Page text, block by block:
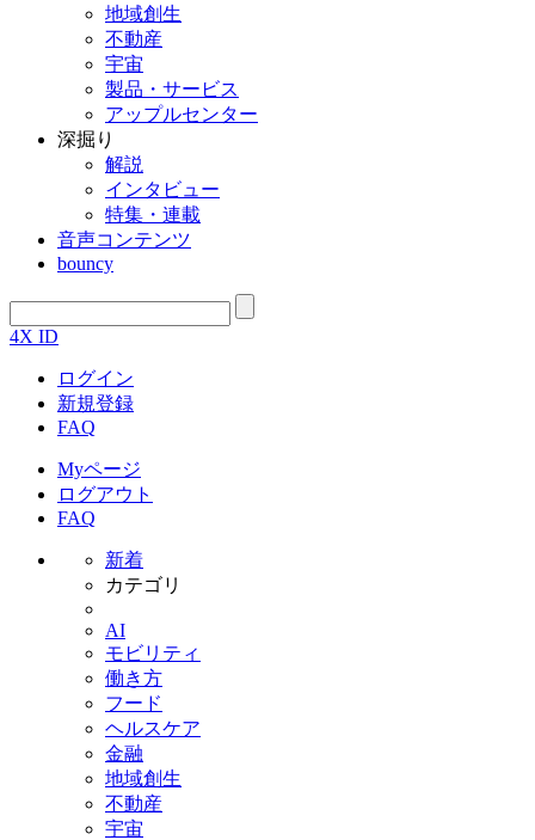
地域創生
不動産
宇宙
製品・サービス
アップルセンター
深掘り
解説
インタビュー
特集・連載
音声コンテンツ
bouncy
4X ID
ログイン
新規登録
FAQ
Myページ
ログアウト
FAQ
新着
カテゴリ
AI
モビリティ
働き方
フード
ヘルスケア
金融
地域創生
不動産
宇宙